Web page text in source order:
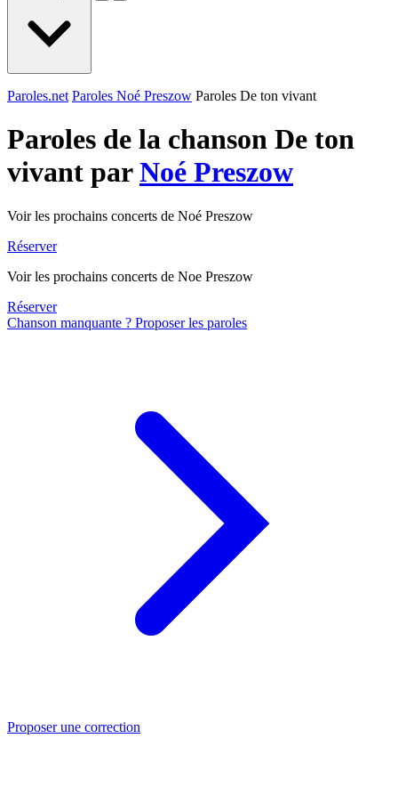
Paroles.net Paroles Noé Preszow Paroles De ton vivant
Paroles de la chanson De ton
vivant parNoé Preszow
Voir les prochains concerts de Noé Preszow
Réserver
Voir les prochains concerts de Noe Preszow
Réserver
Chanson manquante ? Proposer les paroles
Proposer une correction